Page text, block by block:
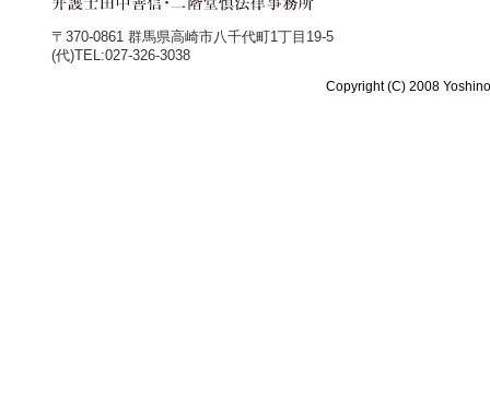
〒370-0861 群馬県高崎市八千代町1丁目19-5
(代)TEL:027-326-3038
Copyright (C) 2008